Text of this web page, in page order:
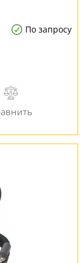
По запросу